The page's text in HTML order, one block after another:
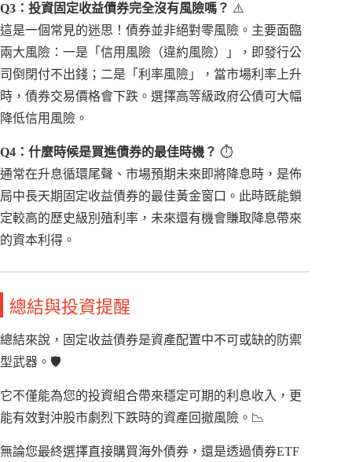
Q3：投資固定收益債券完全沒有風險嗎？ ⚠️
這是一個常見的迷思！債券並非絕對零風險。主要面臨
兩大風險：一是「信用風險（違約風險）」，即發行公
司倒閉付不出錢；二是「利率風險」，當市場利率上升
時，債券交易價格會下跌。選擇高等級政府公債可大幅
降低信用風險。
Q4：什麼時候是買進債券的最佳時機？ ⏱️
通常在升息循環尾聲、市場預期未來即將降息時，是佈
局中長天期固定收益債券的最佳黃金窗口。此時既能鎖
定較高的歷史級別殖利率，未來還有機會賺取降息帶來
的資本利得。
總結與投資提醒
總結來說，固定收益債券是資產配置中不可或缺的防禦
型武器。🛡️
它不僅能為您的投資組合帶來穩定可期的利息收入，更
能有效對沖股市劇烈下跌時的資產回撤風險。📉
無論您最終選擇直接購買海外債券，還是透過債券ETF